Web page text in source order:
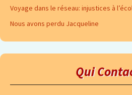
Voyage dans le réseau: injustices à
Nous avons perdu Jacqueline
Qui